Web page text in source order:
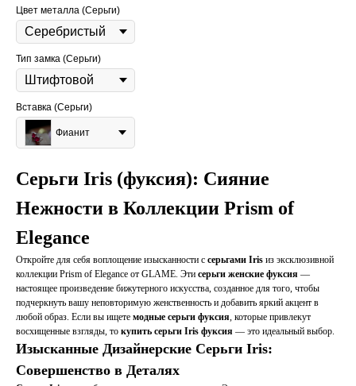
Цвет металла (Серьги)
Тип замка (Серьги)
Вставка (Серьги)
Фианит
Серьги Iris (фуксия): Сияние
Нежности в Коллекции Prism of
Elegance
Откройте для себя воплощение изысканности с серьгами Iris из эксклюзивной
коллекции Prism of Elegance от GLAME. Эти серьги женские фуксия —
настоящее произведение бижутерного искусства, созданное для того, чтобы
подчеркнуть вашу неповторимую женственность и добавить яркий акцент в
любой образ. Если вы ищете модные серьги фуксия, которые привлекут
восхищенные взгляды, то купить серьги Iris фуксия — это идеальный выбор.
Изысканные Дизайнерские Серьги Iris:
Совершенство в Деталях